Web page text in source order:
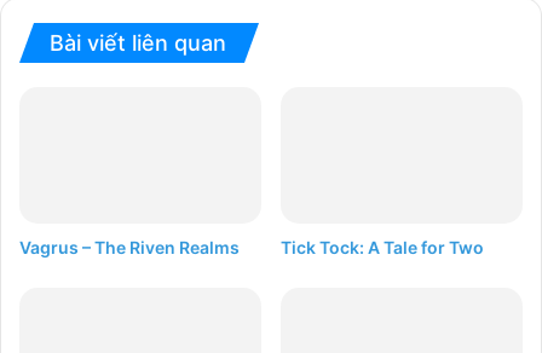
Bài viết liên quan
Vagrus – The Riven Realms Tick Tock: A Tale for Two